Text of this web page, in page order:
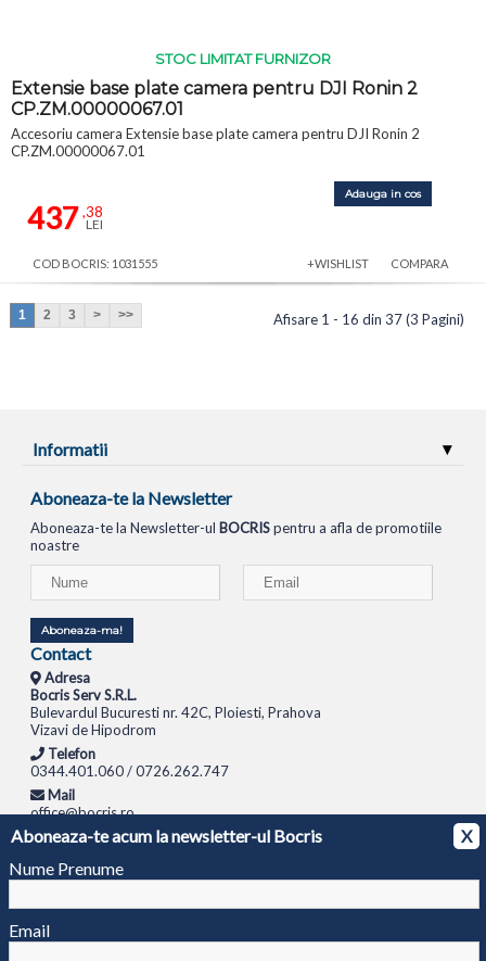
Aboneaza-te acum la newsletter-ul Bocris
X
Nume Prenume
Email
STOC LIMITAT FURNIZOR
Extensie base plate camera pentru DJI Ronin 2
CP.ZM.00000067.01
Accesoriu camera Extensie base plate camera pentru DJI Ronin 2
CP.ZM.00000067.01
437,38
LEI
Adauga in cos
COD BOCRIS: 1031555 +WISHLIST COMPARA
1 2 3 > >> Afisare 1 - 16 din 37 (3 Pagini)
Informatii
Aboneaza-te la Newsletter
Aboneaza-te la Newsletter-ul BOCRISpentru a afla de promotiile
noastre
Aboneaza-ma!
Contact
Adresa
Bocris Serv S.R.L.
Bulevardul Bucuresti nr. 42C, Ploiesti, Prahova
Vizavi de Hipodrom
Telefon
0344.401.060 / 0726.262.747
Mail
office@bocris.ro
LAPTOPURI NETBOOK TABLETE MULTIFUNCTIONALE